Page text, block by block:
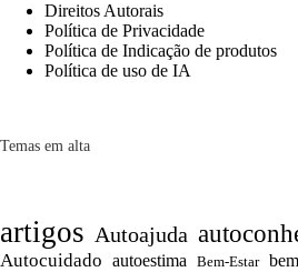
Direitos Autorais
Política de Privacidade
Política de Indicação de produtos
Política de uso de IA
Temas em alta
artigos Autoajuda
Autocuidado autoestima Bem-Estar